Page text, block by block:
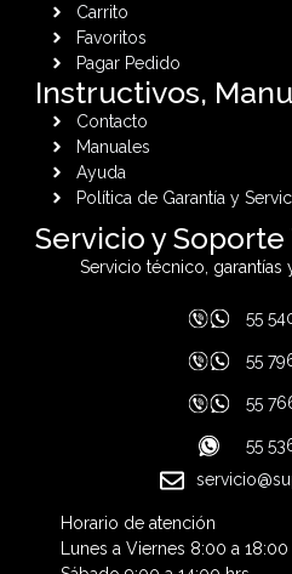
Carrito
Favoritos
Pagar Pedido
Instructivos,
Contacto
Manuales
Ayuda
Política de Garantía y
Servicio y Soporte
Servicio técnico, garantías
55
55
55
55
Horario de atención
Lunes a Viernes 8:00 a 18:00